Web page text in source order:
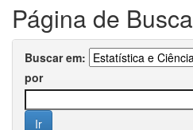
Página de Busca
Buscar em:
por